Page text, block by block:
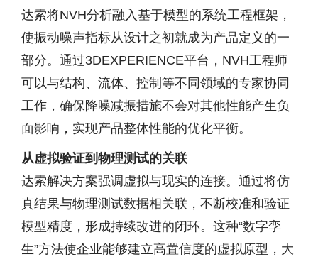
达索将NVH分析融入基于模型的系统工程框架，
使振动噪声指标从设计之初就成为产品定义的一
部分。通过3DEXPERIENCE平台，NVH工程师
可以与结构、流体、控制等不同领域的专家协同
工作，确保降噪减振措施不会对其他性能产生负
面影响，实现产品整体性能的优化平衡。
从虚拟验证到物理测试的关联
达索解决方案强调虚拟与现实的连接。通过将仿
真结果与物理测试数据相关联，不断校准和验证
模型精度，形成持续改进的闭环。这种“数字孪
生”方法使企业能够建立高置信度的虚拟原型，大